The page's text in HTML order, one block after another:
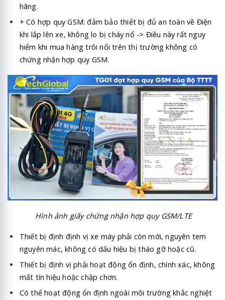
hãng.
+ Có hợp quy GSM: đảm bảo thiết bị đủ an toàn về Điện
khi lắp lên xe, không lo bị cháy nổ -> Điều này rất nguy
hiểm khi mua hàng trôi nổi trên thị trường không có
chứng nhận hợp quy GSM.
Hình ảnh giấy chứng nhận hợp quy GSM/LTE
Thiết bị định định vị xe máy phải còn mới, nguyên tem
nguyên mác, không có dấu hiệu bị tháo gỡ hoặc cũ.
Thiết bị định vị phải hoạt động ổn định, chính xác, không
mất tín hiệu hoặc chập chơn.
Có thể hoạt động ổn định ngoài môi trường khắc nghiệt